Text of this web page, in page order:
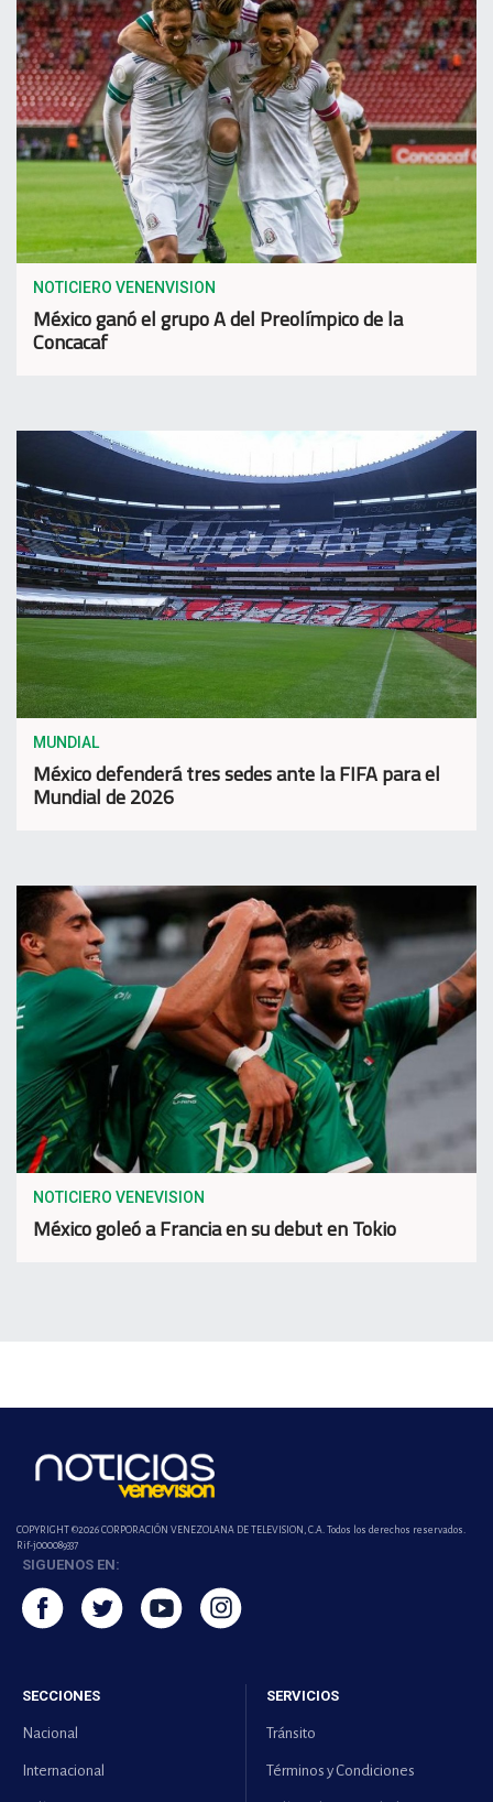
NOTICIERO VENENVISION
México ganó el grupo A del Preolímpico de la
Concacaf
MUNDIAL
México defenderá tres sedes ante la FIFA para el
Mundial de 2026
NOTICIERO VENEVISION
México goleó a Francia en su debut en Tokio
COPYRIGHT ©2026 CORPORACIÓN VENEZOLANA DE TELEVISION, C.A. Todos los derechos reservados.
Rif-j000089337
SIGUENOS EN:
SECCIONES
Nacional
Internacional
SERVICIOS
Tránsito
Términos y Condiciones